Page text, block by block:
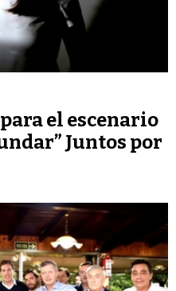
el escenario
Juntos por